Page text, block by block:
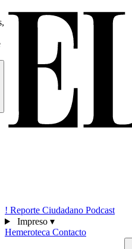
! Reporte Ciudadano Podcast
Impreso ▾
Hemeroteca Contacto